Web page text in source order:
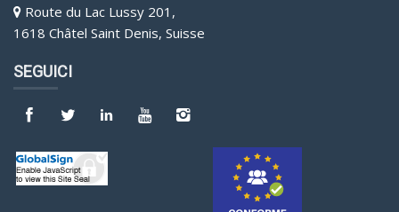
Route du Lac Lussy 201,
1618 Châtel Saint Denis, Suisse
SEGUICI